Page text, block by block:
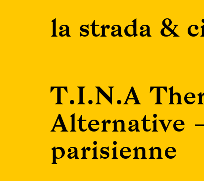
la strada &
T.I.N.A
Alternative
parisienne